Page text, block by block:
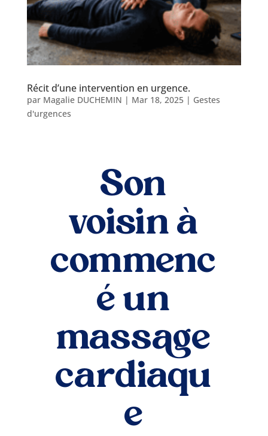
Récit d’une intervention en urgence.
par Magalie DUCHEMIN | Mar 18, 2025| Gestes
d'urgences
Son
voisin à
commenc
é un
massage
cardiaqu
e